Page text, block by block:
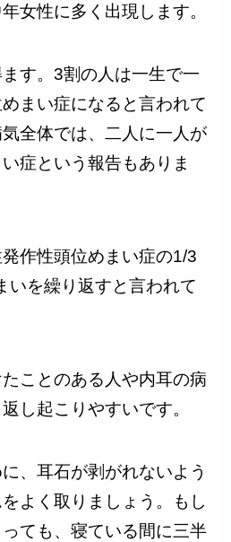
女性に多く出現します。
す。3割の人は一生で一
まい症になると言われて
全体では、二人に一人が
症という報告もありま
作性頭位めまい症の1/3
いを繰り返すと言われて
ことのある人や内耳の病
し起こりやすいです。
、耳石が剥がれないよう
よく取りましょう。もし
ても、寝ている間に三半